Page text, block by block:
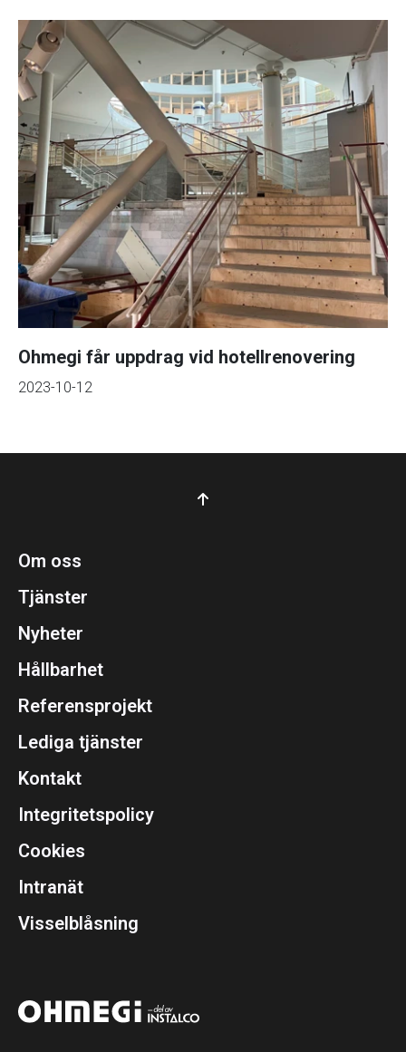
Ohmegi får uppdrag vid hotellrenovering
2023-10-12
Om oss
Tjänster
Nyheter
Hållbarhet
Referensprojekt
Lediga tjänster
Kontakt
Integritetspolicy
Cookies
Intranät
Visselblåsning